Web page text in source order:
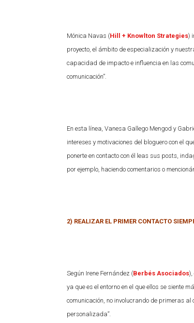
Mónica Navas (Hill + Knowlton Strategies)
proyecto, el ámbito de especialización y
capacidad de impacto e influencia en las
comunicación”.
En esta línea, Vanesa Gallego Mengod y
intereses y motivaciones del bloguero con el
ponerte en contacto con él leas sus posts,
por ejemplo, haciendo comentarios o
2) REALIZAR EL PRIMER CONTACTO
Según Irene Fernández (Berbés Asociados),
ya que es el entorno en el que ellos se siente
comunicación, no involucrando de primeras
personalizada”.